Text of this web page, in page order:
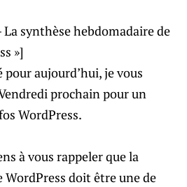
synthèse hebdomadaire de
»]
aujourd’hui, je vous
prochain pour un
WordPress.
à vous rappeler que la
doit être une de